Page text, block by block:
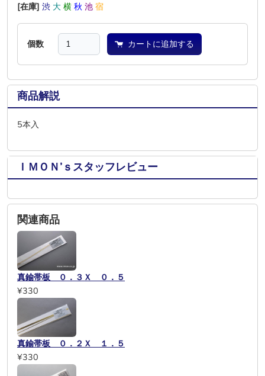
[在庫] 渋 大 横 秋 池 宿
個数 カートに追加する
商品解説
5本入
ＩＭＯＮ’ｓスタッフレビュー
関連商品
真鍮帯板 ０．３Ｘ ０．５
¥330
真鍮帯板 ０．２Ｘ １．５
¥330